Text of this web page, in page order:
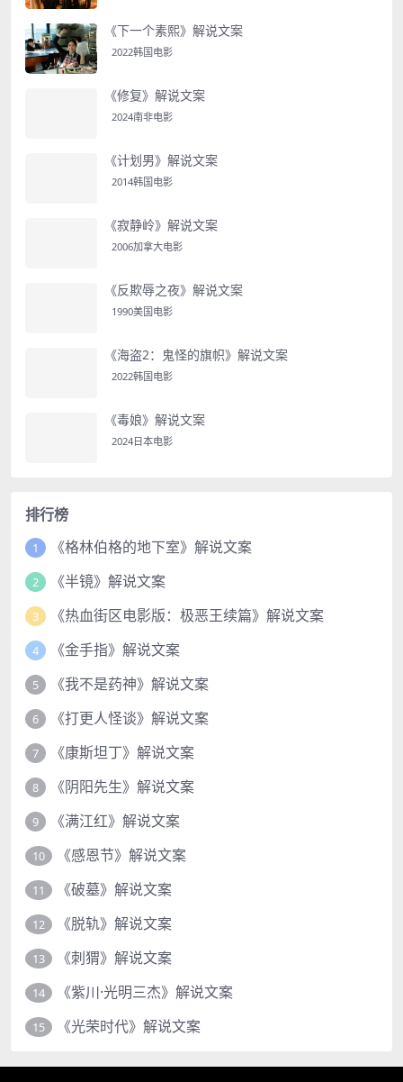
《下一个素熙》解说文案
2022韩国电影
《修复》解说文案
2024南非电影
《计划男》解说文案
2014韩国电影
《寂静岭》解说文案
2006加拿大电影
《反欺辱之夜》解说文案
1990美国电影
《海盗2：鬼怪的旗帜》解说文案
2022韩国电影
《毒娘》解说文案
2024日本电影
排行榜
1 《格林伯格的地下室》解说文案
2 《半镜》解说文案
3 《热血街区电影版：极恶王续篇》解说文案
4 《金手指》解说文案
5 《我不是药神》解说文案
6 《打更人怪谈》解说文案
7 《康斯坦丁》解说文案
8 《阴阳先生》解说文案
9 《满江红》解说文案
10 《感恩节》解说文案
11 《破墓》解说文案
12 《脱轨》解说文案
13 《刺猬》解说文案
14 《紫川·光明三杰》解说文案
15 《光荣时代》解说文案